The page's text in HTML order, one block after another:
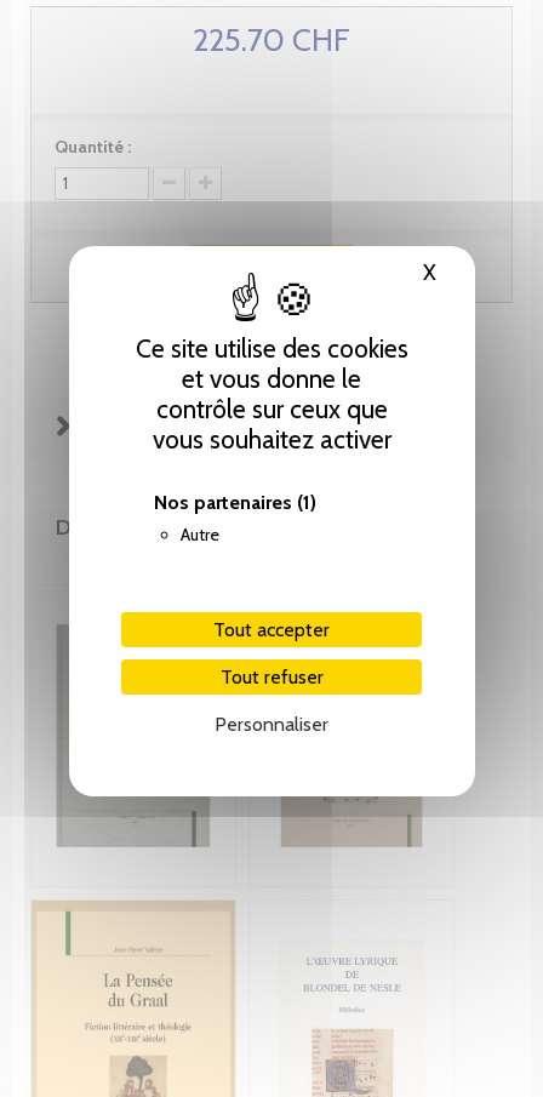
Ce site utilise des cookies
et vous donne le
contrôle sur ceux que
vous souhaitez activer
Nos partenaires (1)
Autre
Tout accepter
Tout refuser
Personnaliser
XMasquer
225.70 CHF
Quantité :
FICHE TECHNIQUE
DE LA MÊME COLLECTION